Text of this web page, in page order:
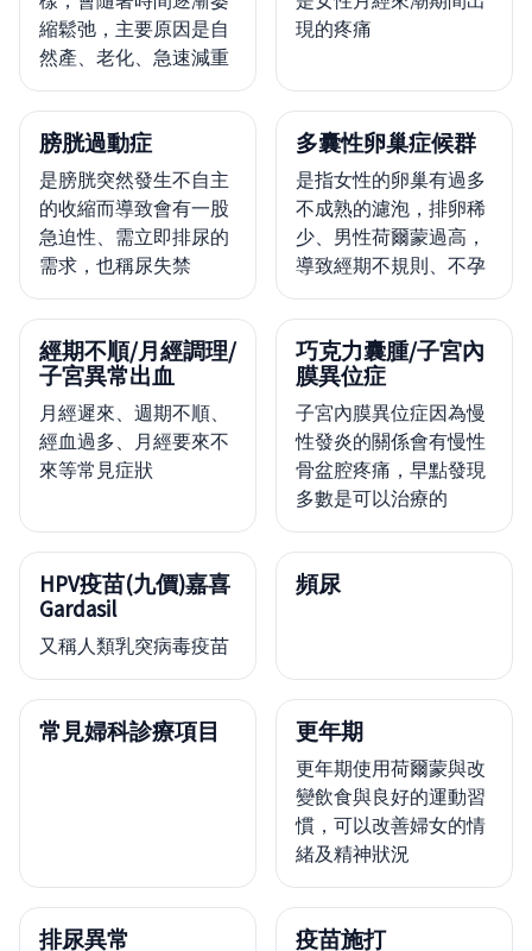
縮鬆弛，主要原因是自
然產、老化、急速減重
現的疼痛
膀胱過動症
是膀胱突然發生不自主
的收縮而導致會有一股
急迫性、需立即排尿的
需求，也稱尿失禁
多囊性卵巢症候群
是指女性的卵巢有過多
不成熟的濾泡，排卵稀
少、男性荷爾蒙過高，
導致經期不規則、不孕
經期不順/月經調理/
子宮異常出血
月經遲來、週期不順、
經血過多、月經要來不
來等常見症狀
巧克力囊腫/子宮內
膜異位症
子宮內膜異位症因為慢
性發炎的關係會有慢性
骨盆腔疼痛，早點發現
多數是可以治療的
HPV疫苗(九價)嘉喜
Gardasil
又稱人類乳突病毒疫苗
頻尿
常見婦科診療項目 更年期
更年期使用荷爾蒙與改
變飲食與良好的運動習
慣，可以改善婦女的情
緒及精神狀況
排尿異常 疫苗施打